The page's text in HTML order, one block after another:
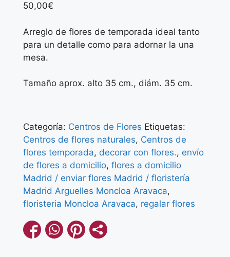
50,00€
Arreglo de flores de temporada ideal tanto
para un detalle como para adornar la una
mesa.
Tamaño aprox. alto 35 cm., diám. 35 cm.
Categoría: Centros de Flores Etiquetas:
Centros de flores naturales, Centros de
flores temporada, decorar con flores., envío
de flores a domicilio, flores a domicilio
Madrid / enviar flores Madrid / floristería
Madrid Arguelles Moncloa Aravaca,
floristeria Moncloa Aravaca, regalar flores